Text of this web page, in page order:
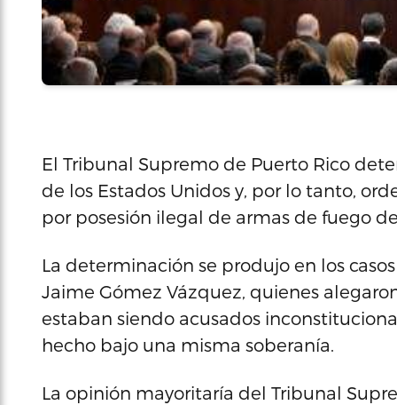
El Tribunal Supremo de Puerto Rico
de los Estados Unidos y, por lo tanto,
por posesión ilegal de armas de fuego
La determinación se produjo en los
Jaime Gómez Vázquez, quienes
estaban siendo acusados
hecho bajo una misma soberanía.
La opinión mayoritaría del Tribunal